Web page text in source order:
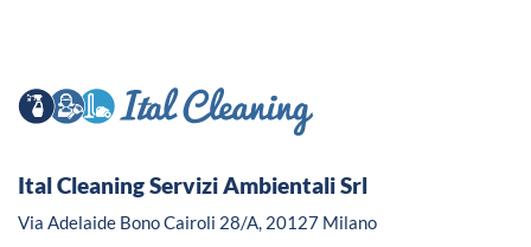
Ital Cleaning Servizi Ambientali Srl
Via Adelaide Bono Cairoli 28/A, 20127 Milano